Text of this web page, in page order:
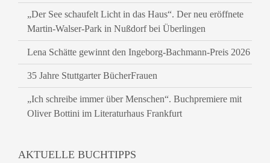
„Der See schaufelt Licht in das Haus“. Der neu eröffnete
Martin-Walser-Park in Nußdorf bei Überlingen
Lena Schätte gewinnt den Ingeborg-Bachmann-Preis 2026
35 Jahre Stuttgarter BücherFrauen
„Ich schreibe immer über Menschen“. Buchpremiere mit
Oliver Bottini im Literaturhaus Frankfurt
AKTUELLE BUCHTIPPS